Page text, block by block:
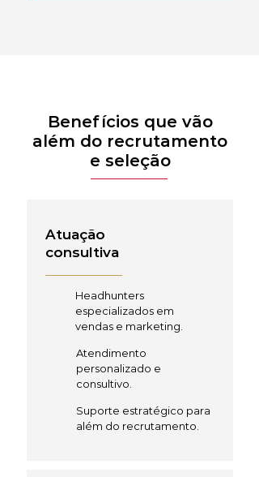
Benefícios que vão
além do recrutamento
e seleção
Atuação
consultiva
Headhunters
especializados em
vendas e marketing.
Atendimento
personalizado e
consultivo.
Suporte estratégico para
além do recrutamento.